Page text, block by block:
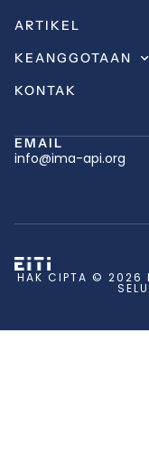
ARTIKEL
KEANGGOTAAN
KONTAK
EMAIL
info@ima-api.org
HAK CIPTA © 2026